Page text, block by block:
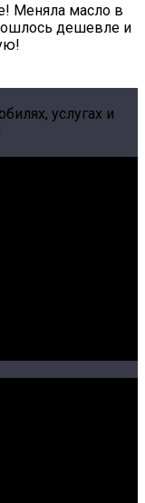
Меняла масло в
дешевле и
услугах и